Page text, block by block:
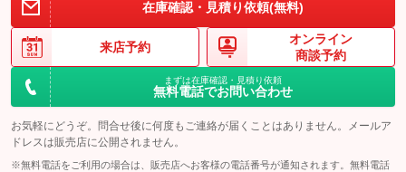
在庫確認・見積り依頼(無料)
来店予約
オンライン
商談予約
まずは在庫確認・見積り依頼
無料電話でお問い合わせ
お気軽にどうぞ。問合せ後に何度もご連絡が届くことはありません。メールア
ドレスは販売店に公開されません。
※無料電話をご利用の場合は、販売店へお客様の電話番号が通知されます。無料電話